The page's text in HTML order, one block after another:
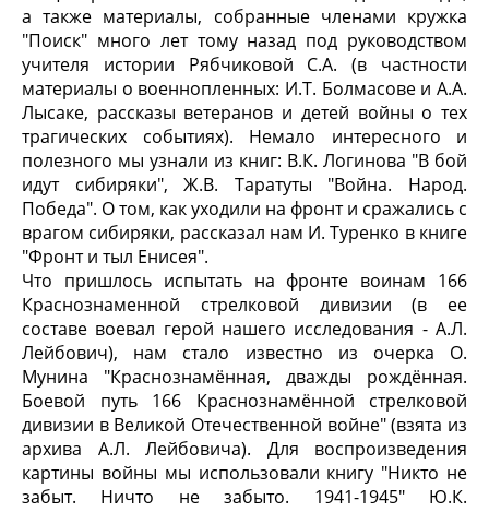
а также материалы, собранные членами кружка
"Поиск" много лет тому назад под руководством
учителя истории Рябчиковой С.А. (в частности
материалы о военнопленных: И.Т. Болмасове и А.А.
Лысаке, рассказы ветеранов и детей войны о тех
трагических событиях). Немало интересного и
полезного мы узнали из книг: В.К. Логинова "В бой
идут сибиряки", Ж.В. Таратуты "Война. Народ.
Победа". О том, как уходили на фронт и сражались с
врагом сибиряки, рассказал нам И. Туренко в книге
"Фронт и тыл Енисея".
Что пришлось испытать на фронте воинам 166
Краснознаменной стрелковой дивизии (в ее
составе воевал герой нашего исследования - А.Л.
Лейбович), нам стало известно из очерка О.
Мунина "Краснознамённая, дважды рождённая.
Боевой путь 166 Краснознамённой стрелковой
дивизии в Великой Отечественной войне" (взята из
архива А.Л. Лейбовича). Для воспроизведения
картины войны мы использовали книгу "Никто не
забыт. Ничто не забыто. 1941-1945" Ю.К.